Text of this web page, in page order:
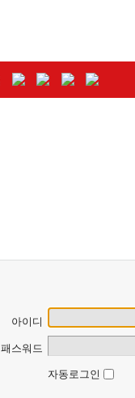
아이디
패스워드
자동로그인